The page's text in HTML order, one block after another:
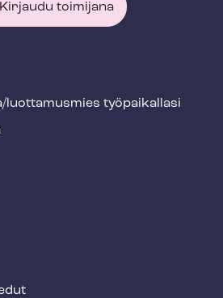
Kirjaudu toimijana
luottamusmies työpaikallasi